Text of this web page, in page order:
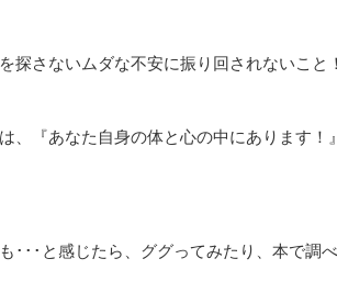
探さないムダな不安に振り回されないこと！
、『あなた自身の体と心の中にあります！』
･･･と感じたら、ググってみたり、本で調